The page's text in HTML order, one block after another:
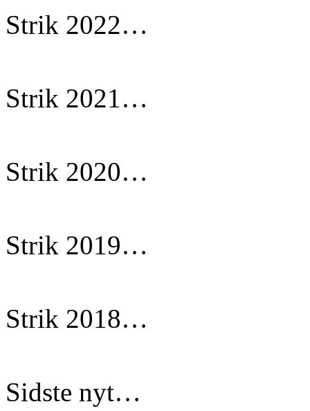
Strik 2022…
Strik 2021…
Strik 2020…
Strik 2019…
Strik 2018…
Sidste nyt…